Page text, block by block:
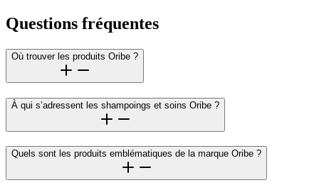
Questions fréquentes
Où trouver les produits Oribe ?
À qui s’adressent les shampoings et soins Oribe ?
Quels sont les produits emblématiques de la marque Oribe ?